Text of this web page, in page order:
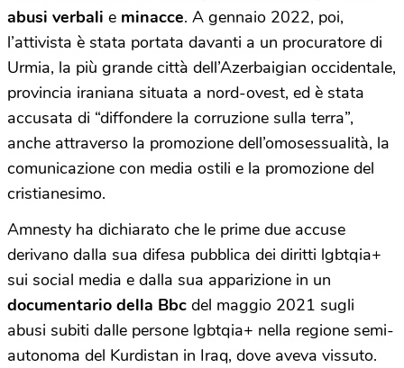
abusi verbali e minacce. A gennaio 2022, poi,
l’attivista è stata portata davanti a un procuratore di
Urmia, la più grande città dell’Azerbaigian occidentale,
provincia iraniana situata a nord-ovest, ed è stata
accusata di “diffondere la corruzione sulla terra”,
anche attraverso la promozione dell’omosessualità, la
comunicazione con media ostili e la promozione del
cristianesimo.
Amnesty ha dichiarato che le prime due accuse
derivano dalla sua difesa pubblica dei diritti lgbtqia+
sui social media e dalla sua apparizione in un
documentario della Bbc del maggio 2021 sugli
abusi subiti dalle persone lgbtqia+ nella regione semi-
autonoma del Kurdistan in Iraq, dove aveva vissuto.